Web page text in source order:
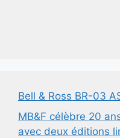
Bell & Ross BR-03
MB&F célèbre 20
avec deux éditions